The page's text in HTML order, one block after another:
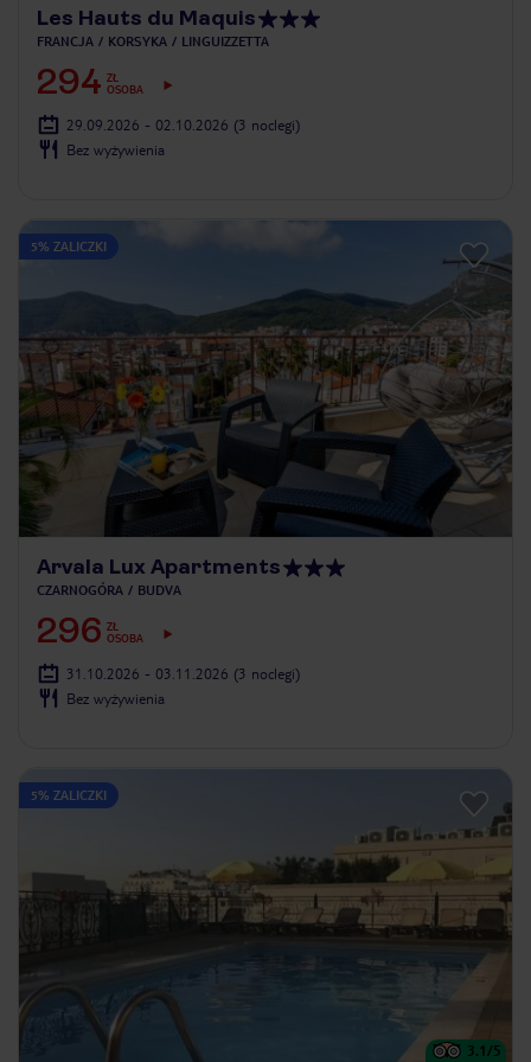
Les Hauts du Maquis
FRANCJA KORSYKA LINGUIZZETTA
294 ZŁ
OSOBA
29.09.2026 - 02.10.2026 (3 noclegi)
Bez wyżywienia
5% ZALICZKI
Arvala Lux Apartments
CZARNOGÓRA BUDVA
296 ZŁ
OSOBA
31.10.2026 - 03.11.2026 (3 noclegi)
Bez wyżywienia
5% ZALICZKI
3.1/5